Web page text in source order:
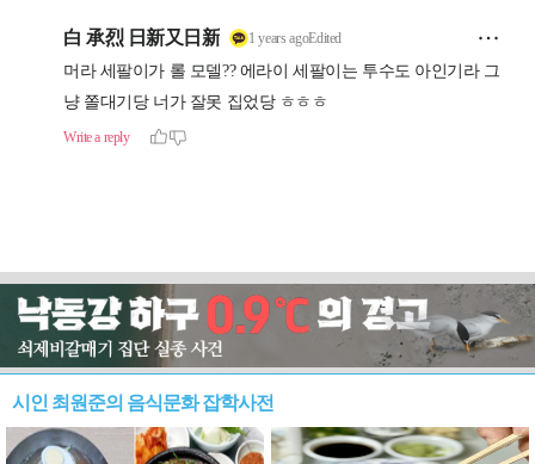
시인 최원준의 음식문화 잡학사전